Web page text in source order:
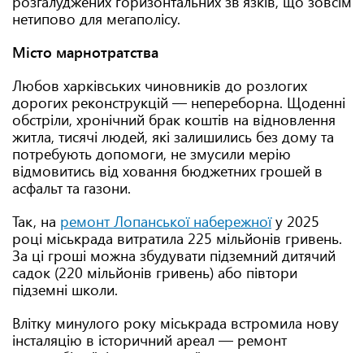
нетипово для мегаполісу.
Місто марнотратства
Любов харківських чиновників до розлогих
дорогих реконструкцій — непереборна. Щоденні
обстріли, хронічний брак коштів на відновлення
житла, тисячі людей, які залишились без дому та
потребують допомоги, не змусили мерію
відмовитись від ховання бюджетних грошей в
асфальт та газони.
Так, на ремонт Лопанської набережноїу 2025
році міськрада витратила 225 мільйонів гривень.
За ці гроші можна збудувати підземний дитячий
садок (220 мільйонів гривень) або півтори
підземні школи.
Влітку минулого року міськрада встромила нову
інсталяцію в історичний ареал — ремонт